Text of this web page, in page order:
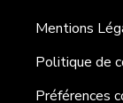
Mentions
Politique de
Préférences